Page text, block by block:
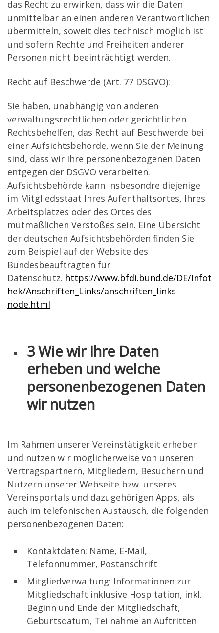
das Recht zu erwirken, dass wir die Daten
unmittelbar an einen anderen Verantwortlichen
übermitteln, soweit dies technisch möglich ist
und sofern Rechte und Freiheiten anderer
Personen nicht beeinträchtigt werden.
Recht auf Beschwerde (Art. 77 DSGVO):
Sie haben, unabhängig von anderen
verwaltungsrechtlichen oder gerichtlichen
Rechtsbehelfen, das Recht auf Beschwerde bei
einer Aufsichtsbehörde, wenn Sie der Meinung
sind, dass wir Ihre personenbezogenen Daten
entgegen der DSGVO verarbeiten.
Aufsichtsbehörde kann insbesondre diejenige
im Mitgliedsstaat Ihres Aufenthaltsortes, Ihres
Arbeitsplatzes oder des Ortes des
mutmaßlichen Verstoßes sein. Eine Übersicht
der deutschen Aufsichtsbehörden finden Sie
zum Beispiel auf der Website des
Bundesbeauftragten für
Datenschutz. https://www.bfdi.bund.de/DE/Infot
hek/Anschriften_Links/anschriften_links-
node.html
3 Wie wir Ihre Daten
erheben und welche
personenbezogenen Daten
wir nutzen
Im Rahmen unserer Vereinstätigkeit erheben
und nutzen wir möglicherweise von unseren
Vertragspartnern, Mitgliedern, Besuchern und
Nutzern unserer Webseite bzw. unseres
Vereinsportals und dazugehörigen Apps, als
auch im telefonischen Austausch, die folgenden
personenbezogenen Daten:
Kontaktdaten: Name, E-Mail,
Telefonnummer, Postanschrift
Mitgliedverwaltung: Informationen zur
Mitgliedschaft inklusive Hospitation, inkl.
Beginn und Ende der Mitgliedschaft,
Geburtsdatum, Teilnahme an Auftritten